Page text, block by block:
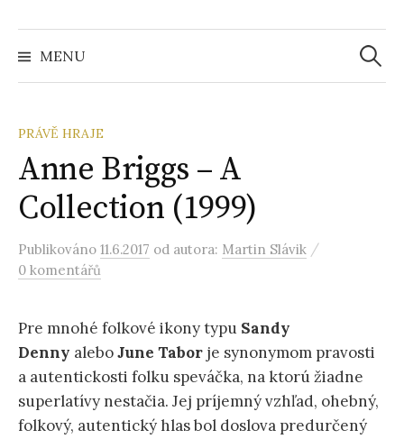
MENU
PRÁVĚ HRAJE
Anne Briggs – A
Collection (1999)
Publikováno 11.6.2017 od autora: Martin Slávik /
0 komentářů
Pre mnohé folkové ikony typu Sandy
Denny aleboJune Tabor je synonymom pravosti
a autentickosti folku speváčka, na ktorú žiadne
superlatívy nestačia. Jej príjemný vzhľad, ohebný,
folkový, autentický hlas bol doslova predurčený